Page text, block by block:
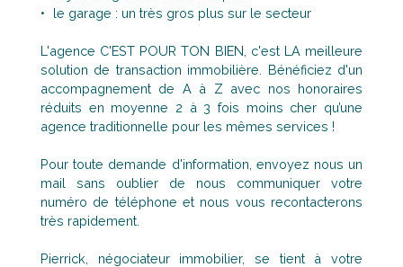
le garage : un très gros plus sur le secteur
L'agence C'EST POUR TON BIEN, c'est LA meilleure
solution de transaction immobilière. Bénéficiez d'un
accompagnement de A à Z avec nos honoraires
réduits en moyenne 2 à 3 fois moins cher qu’une
agence traditionnelle pour les mêmes services !
Pour toute demande d'information, envoyez nous un
mail sans oublier de nous communiquer votre
numéro de téléphone et nous vous recontacterons
très rapidement.
Pierrick, négociateur immobilier, se tient à votre